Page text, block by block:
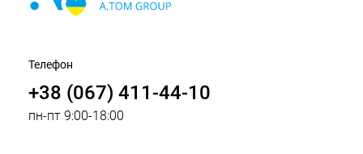
Телефон
+38 (067) 411-44-10
пн-пт 9:00-18:00